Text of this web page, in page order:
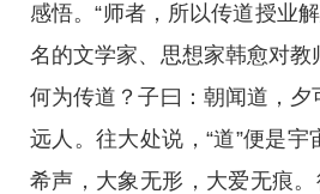
感悟。“师者，所以传道授业
名的文学家、思想家韩愈对教
何为传道？子曰：朝闻道，夕
远人。往大处说，“道”便是
希声，大象无形，大爱无痕。